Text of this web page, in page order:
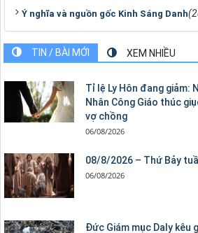
Ý nghĩa và nguồn gốc Kinh Sáng Danh
TIN / BÀI MỚI XEM NHIỀU
Tỉ lệ Ly Hôn đang giảm:
Nhân Công Giáo thúc
vợ chồng
06/08/2026
08/8/2026 – Thứ Bảy
06/08/2026
Đức Giám mục Daly kêu